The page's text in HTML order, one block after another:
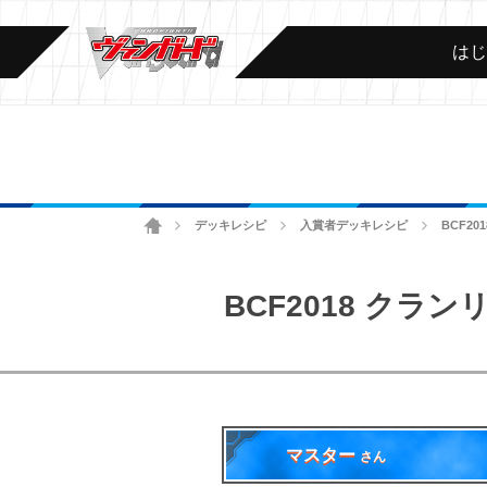
は
ホームデッキレシピ 入賞者デッキレシピ
BCF2018 クラン
マスター さん